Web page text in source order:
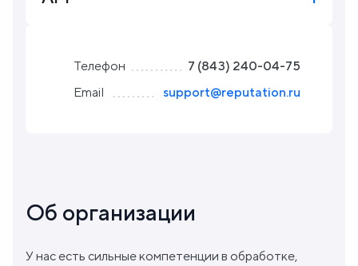
Телефон
7 (843) 240-04-75
Email
support@reputation.ru
Об организации
У нас есть сильные компетенции в обработке,